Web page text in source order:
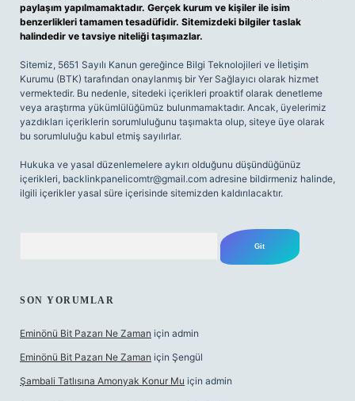
paylaşım yapılmamaktadır. Gerçek kurum ve kişiler ile isim
benzerlikleri tamamen tesadüfidir. Sitemizdeki bilgiler taslak
halindedir ve tavsiye niteliği taşımazlar.
Sitemiz, 5651 Sayılı Kanun gereğince Bilgi Teknolojileri ve İletişim
Kurumu (BTK) tarafından onaylanmış bir Yer Sağlayıcı olarak hizmet
vermektedir. Bu nedenle, sitedeki içerikleri proaktif olarak denetleme
veya araştırma yükümlülüğümüz bulunmamaktadır. Ancak, üyelerimiz
yazdıkları içeriklerin sorumluluğunu taşımakta olup, siteye üye olarak
bu sorumluluğu kabul etmiş sayılırlar.
Hukuka ve yasal düzenlemelere aykırı olduğunu düşündüğünüz
içerikleri, backlinkpanelicomtr@gmail.com adresine bildirmeniz halinde,
ilgili içerikler yasal süre içerisinde sitemizden kaldırılacaktır.
SON YORUMLAR
Eminönü Bit Pazarı Ne Zaman için admin
Eminönü Bit Pazarı Ne Zaman için Şengül
Şambali Tatlısına Amonyak Konur Mu için admin